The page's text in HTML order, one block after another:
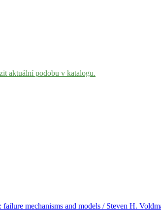
aktuální podobu v katalogu.
mechanisms and models / Steven H.